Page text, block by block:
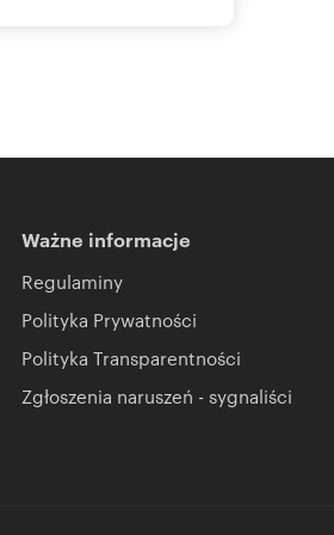
Ważne informacje
Regulaminy
Polityka Prywatności
Polityka Transparentności
Zgłoszenia naruszeń - sygnaliści